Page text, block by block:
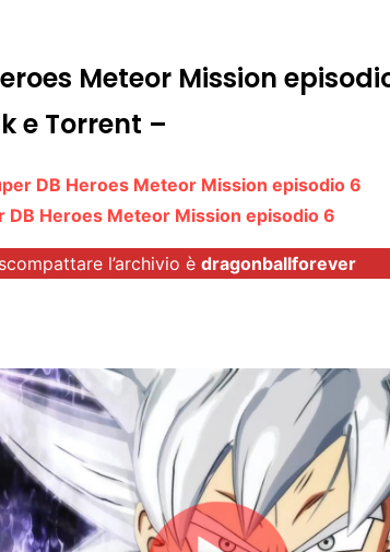
Meteor Mission
e Torrent –
DB Heroes Meteor Mission episodio 6
DB Heroes Meteor Mission episodio 6
l’archivio è dragonballforever